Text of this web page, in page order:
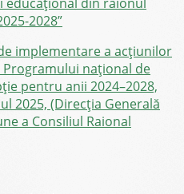
2028”
implementare a acțiunilor
național de
pentru anii 2024–2028,
2025, (Direcția Generală
a Consiliul Raional